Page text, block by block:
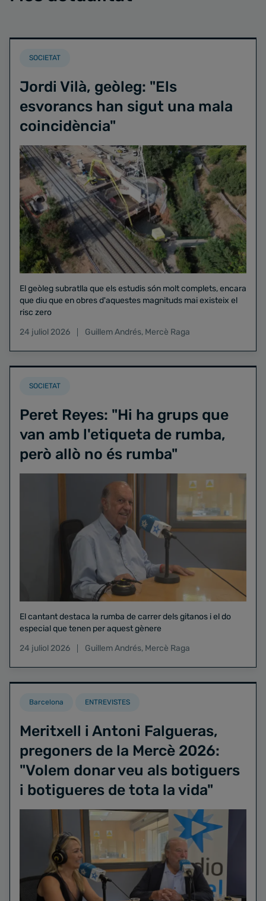
SOCIETAT
Jordi Vilà, geòleg: "Els
esvorancs han sigut una mala
coincidència"
El geòleg subratlla que els estudis són molt complets, encara
que diu que en obres d'aquestes magnituds mai existeix el
risc zero
24 juliol 2026
Guillem Andrés, Mercè Raga
SOCIETAT
Peret Reyes: "Hi ha grups que
van amb l'etiqueta de rumba,
però allò no és rumba"
El cantant destaca la rumba de carrer dels gitanos i el do
especial que tenen per aquest gènere
24 juliol 2026
Guillem Andrés, Mercè Raga
Barcelona ENTREVISTES
Meritxell i Antoni Falgueras,
pregoners de la Mercè 2026:
"Volem donar veu als botiguers
i botigueres de tota la vida"